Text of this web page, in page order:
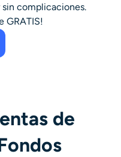
sin complicaciones.
GRATIS!
de